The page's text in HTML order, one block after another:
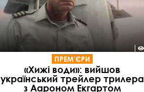
ПРЕМ'ЄРИ
«Хижі води»: вийшов
український трейлер трилера
з Аароном Екгартом